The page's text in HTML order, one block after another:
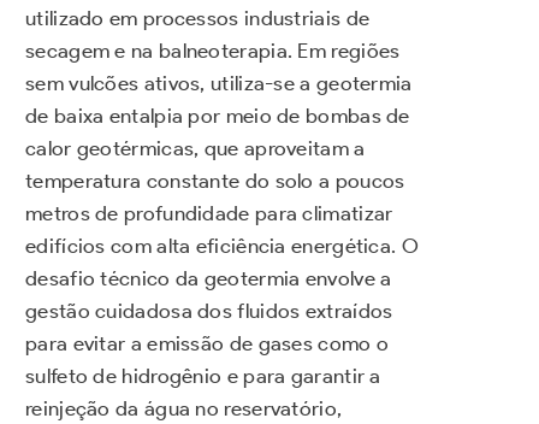
utilizado em processos industriais de
secagem e na balneoterapia. Em regiões
sem vulcões ativos, utiliza-se a geotermia
de baixa entalpia por meio de bombas de
calor geotérmicas, que aproveitam a
temperatura constante do solo a poucos
metros de profundidade para climatizar
edifícios com alta eficiência energética. O
desafio técnico da geotermia envolve a
gestão cuidadosa dos fluidos extraídos
para evitar a emissão de gases como o
sulfeto de hidrogênio e para garantir a
reinjeção da água no reservatório,